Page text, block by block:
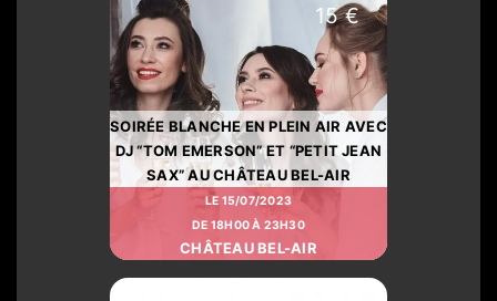
15 €
SOIRÉE BLANCHE EN PLEIN AIR AVEC
DJ “TOM EMERSON” ET “PETIT JEAN
SAX” AU CHÂTEAU BEL-AIR
LE 15/07/2023
DE 18H00 À 23H30
CHÂTEAU BEL-AIR